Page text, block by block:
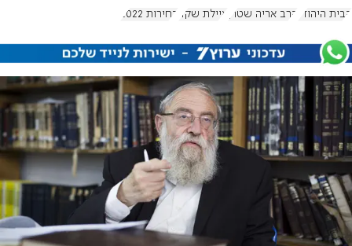
הבית היהודי הרב אריה שטרן איילת שקד בחירות 2022